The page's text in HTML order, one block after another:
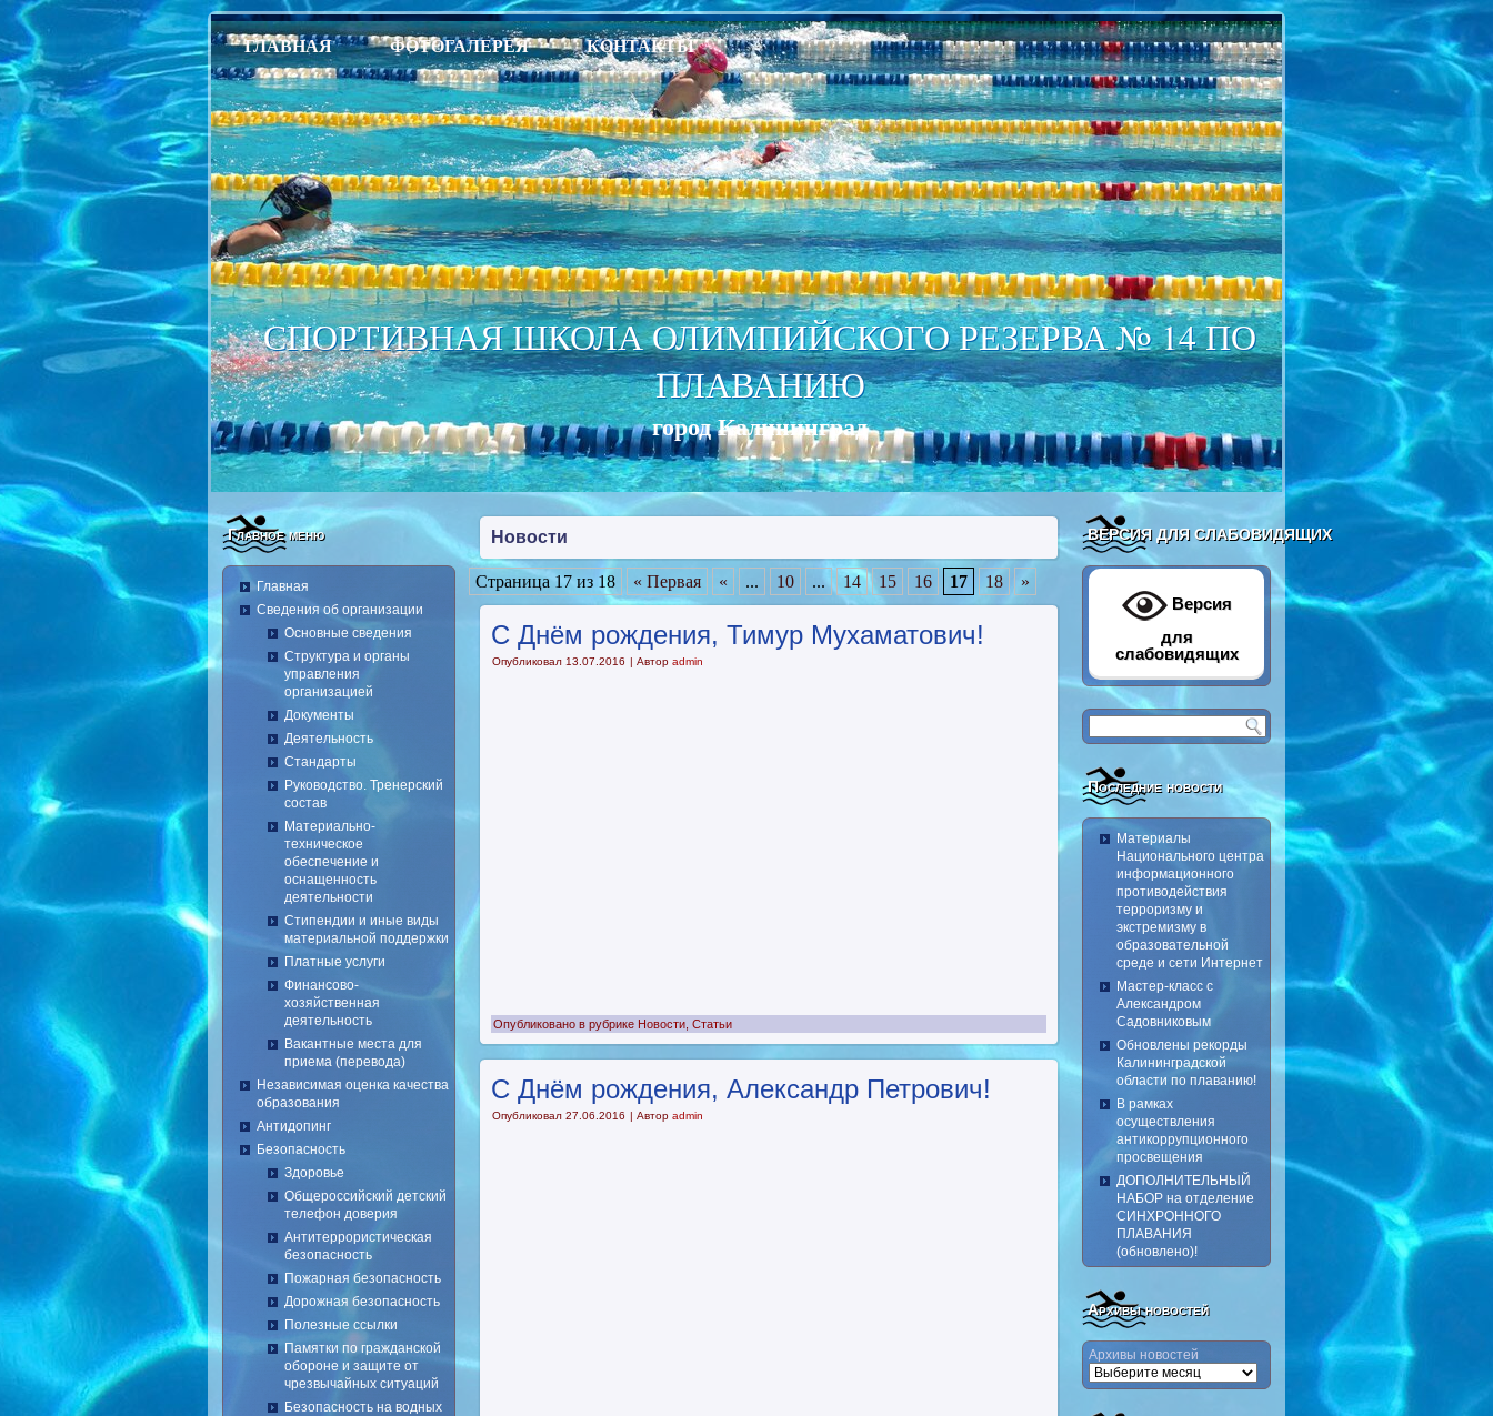
ГЛАВНАЯ ФОТОГАЛЕРЕЯ КОНТАКТЫ
СПОРТИВНАЯ ШКОЛА ОЛИМПИЙСКОГО РЕЗЕРВА № 14 ПО
ПЛАВАНИЮ
город Калининград
Главное меню
Главная
Сведения об организации
Основные сведения
Структура и органы
управления
организацией
Документы
Деятельность
Стандарты
Руководство. Тренерский
состав
Материально-
техническое
обеспечение и
оснащенность
деятельности
Стипендии и иные виды
материальной поддержки
Платные услуги
Финансово-
хозяйственная
деятельность
Вакантные места для
приема (перевода)
Независимая оценка качества
образования
Антидопинг
Безопасность
Здоровье
Общероссийский детский
телефон доверия
Антитеррористическая
безопасность
Пожарная безопасность
Дорожная безопасность
Полезные ссылки
Памятки по гражданской
обороне и защите от
чрезвычайных ситуаций
Безопасность на водных
Новости
Страница 17 из 18 « Первая « ... 10 ... 14 15 16 17 18 »
С Днём рождения, Тимур Мухаматович!
Опубликовал 13.07.2016 | Автор admin
Опубликовано в рубрике Новости Статьи
С Днём рождения, Александр Петрович!
Опубликовал 27.06.2016 | Автор admin
ВЕРСИЯ ДЛЯ СЛАБОВИДЯЩИХ
Версия
для
слабовидящих
Последние новости
Материалы
Национального центра
информационного
противодействия
терроризму и
экстремизму в
образовательной
среде и сети Интернет
Мастер-класс с
Александром
Садовниковым
Обновлены рекорды
Калининградской
области по плаванию!
В рамках
осуществления
антикоррупционного
просвещения
ДОПОЛНИТЕЛЬНЫЙ
НАБОР на отделение
СИНХРОННОГО
ПЛАВАНИЯ
(обновлено)!
Архивы новостей
Архивы новостей